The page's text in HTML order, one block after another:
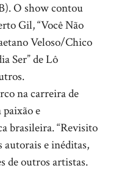
O show contou
Gil, “Você Não
Veloso/Chico
Ser” de Lô
na carreira de
paixão e
brasileira. “Revisito
autorais e inéditas,
de outros artistas.